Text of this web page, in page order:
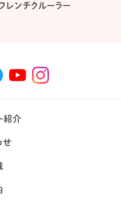
レンチクルーラー
紹介
せ